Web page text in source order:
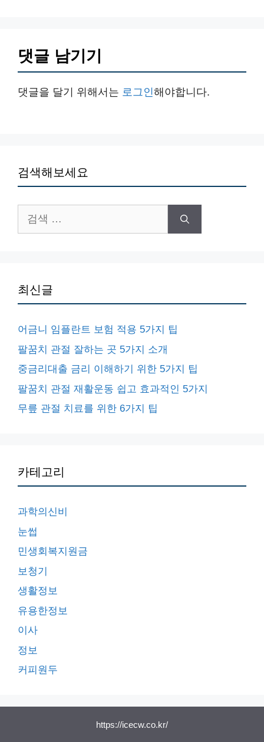
검
색:
어금니 임플란트 보험 적용 5가지 팁
중금리대출 금리 이해하기 위한 5가지 팁
팔꿈치 관절 재활운동 쉽고 효과적인 5가지
과학의신비
눈썹
민생회복지원금
보청기
이사
커피원두